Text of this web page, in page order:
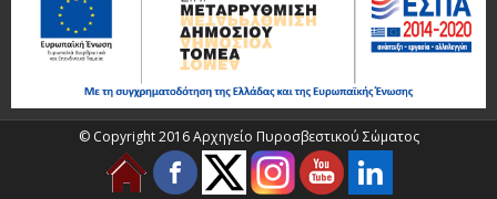
© Copyright 2016 Αρχηγείο Πυροσβεστικού Σώματος